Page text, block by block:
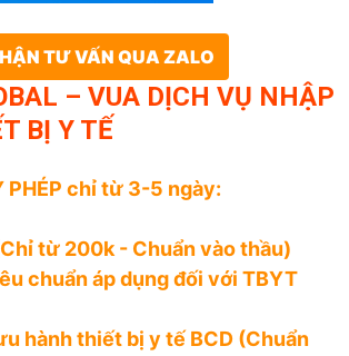
TƯ VẤN QUA ZALO
– VUA DỊCH VỤ NHẬP
BỊ Y TẾ
PHÉP chỉ từ 3-5 ngày:
từ 200k - Chuẩn vào thầu)
chuẩn áp dụng đối với TBYT
hành thiết bị y tế BCD (Chuẩn